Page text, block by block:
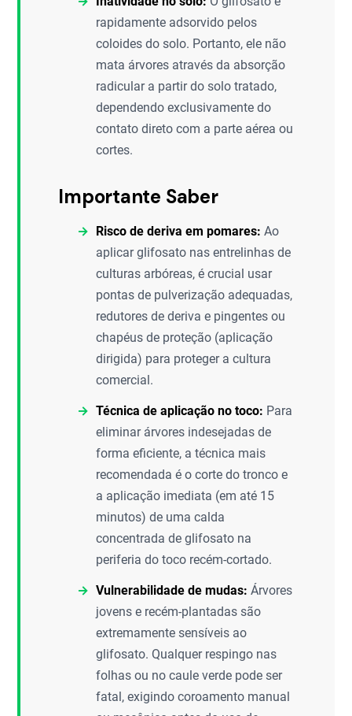
rapidamente adsorvido pelos
coloides do solo. Portanto, ele não
mata árvores através da absorção
radicular a partir do solo tratado,
dependendo exclusivamente do
contato direto com a parte aérea ou
cortes.
Importante Saber
Risco de deriva em pomares: Ao
aplicar glifosato nas entrelinhas de
culturas arbóreas, é crucial usar
pontas de pulverização adequadas,
redutores de deriva e pingentes ou
chapéus de proteção (aplicação
dirigida) para proteger a cultura
comercial.
Técnica de aplicação no toco: Para
eliminar árvores indesejadas de
forma eficiente, a técnica mais
recomendada é o corte do tronco e
a aplicação imediata (em até 15
minutos) de uma calda
concentrada de glifosato na
periferia do toco recém-cortado.
Vulnerabilidade de mudas: Árvores
jovens e recém-plantadas são
extremamente sensíveis ao
glifosato. Qualquer respingo nas
folhas ou no caule verde pode ser
fatal, exigindo coroamento manual